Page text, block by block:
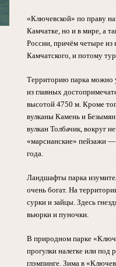
«Ключевской» по праву
Камчатке, но и в мире, а
России, причём четыре
Камчатского, и потому
Территорию парка можно
из главных
высотой 4750 м. Кроме
вулканы Камень и
вулкан Толбачик, вокруг
«марсианские» пейзажи —
года.
Ландшафты парка
очень богат. На
сурки и зайцы. Здесь
вьюрки и пуночки.
В природном парке
прогулки налегке или под
глэмпинге. Зима в